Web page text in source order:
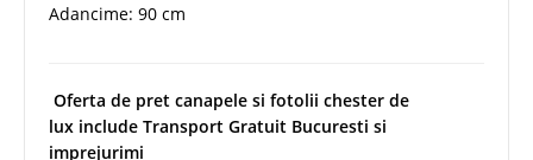
Adancime: 90 cm
Oferta de pret canapele si fotolii chester de
lux include Transport Gratuit Bucuresti si
imprejurimi